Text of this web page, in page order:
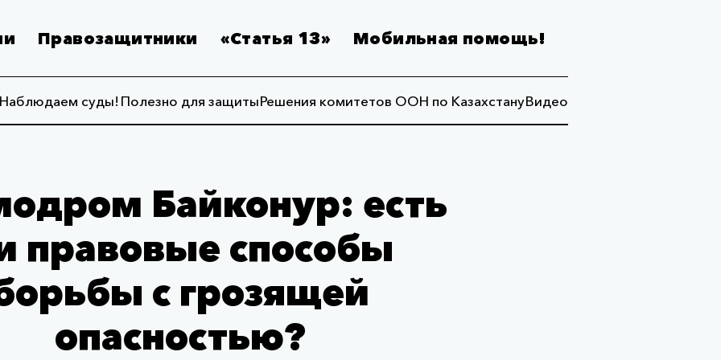
Правозащитники «Статья 13» Мобильная помощь!
Наблюдаем суды! Полезно для защитыРешения комитетов ООН по КазахстануВидео
Байконур: есть
правовые способы
с грозящей
опасностью?